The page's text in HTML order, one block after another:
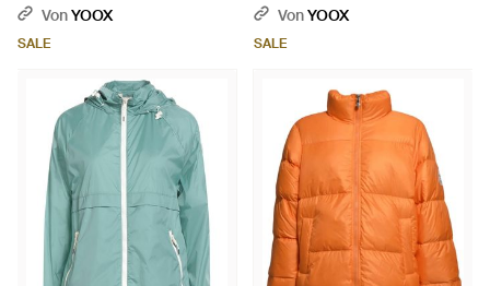
VonYOOX
SALE
VonYOOX
SALE